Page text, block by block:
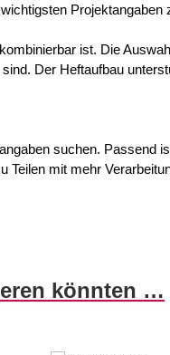
ist. Die
Der Heftaufbau
suchen. Passend
Teilen mit mehr
könnten …